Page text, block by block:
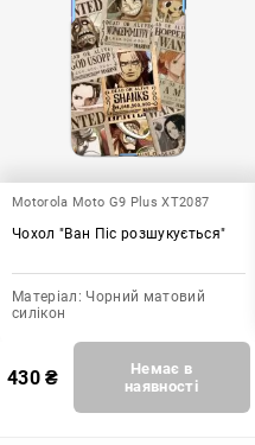
Motorola Moto G9 Plus XT2087
Чохол "Ван Піс розшукується"
Матеріал: Чорний матовий
силікон
430₴
Немає в
наявності